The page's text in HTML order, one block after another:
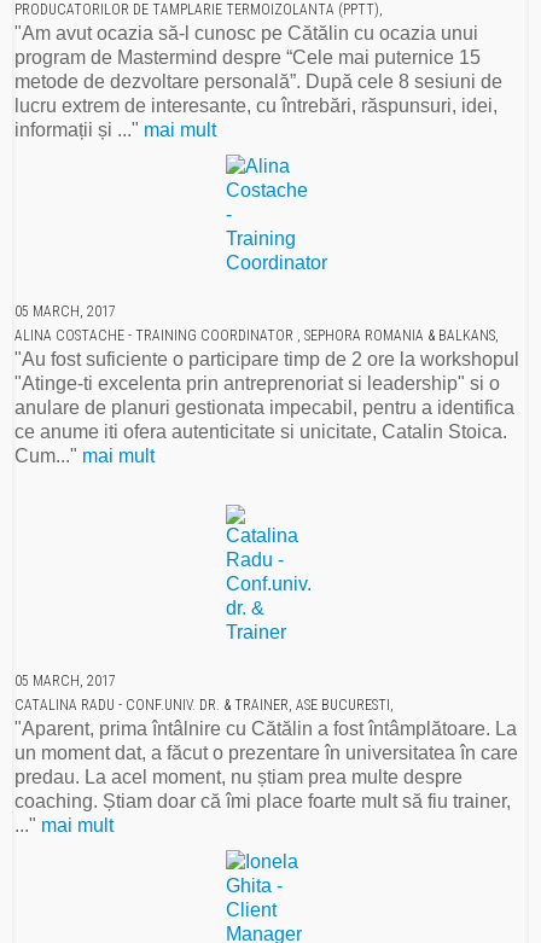
PRODUCATORILOR DE TAMPLARIE TERMOIZOLANTA (PPTT),
"Am avut ocazia să-l cunosc pe Cătălin cu ocazia unui
program de Mastermind despre “Cele mai puternice 15
metode de dezvoltare personală”. După cele 8 sesiuni de
lucru extrem de interesante, cu întrebări, răspunsuri, idei,
informații și ..." mai mult
05 MARCH, 2017
ALINA COSTACHE - TRAINING COORDINATOR , SEPHORA ROMANIA & BALKANS,
"Au fost suficiente o participare timp de 2 ore la workshopul
"Atinge-ti excelenta prin antreprenoriat si leadership" si o
anulare de planuri gestionata impecabil, pentru a identifica
ce anume iti ofera autenticitate si unicitate, Catalin Stoica.
Cum..." mai mult
05 MARCH, 2017
CATALINA RADU - CONF.UNIV. DR. & TRAINER, ASE BUCURESTI,
"Aparent, prima întâlnire cu Cătălin a fost întâmplătoare. La
un moment dat, a făcut o prezentare în universitatea în care
predau. La acel moment, nu știam prea multe despre
coaching. Știam doar că îmi place foarte mult să fiu trainer,
..." mai mult